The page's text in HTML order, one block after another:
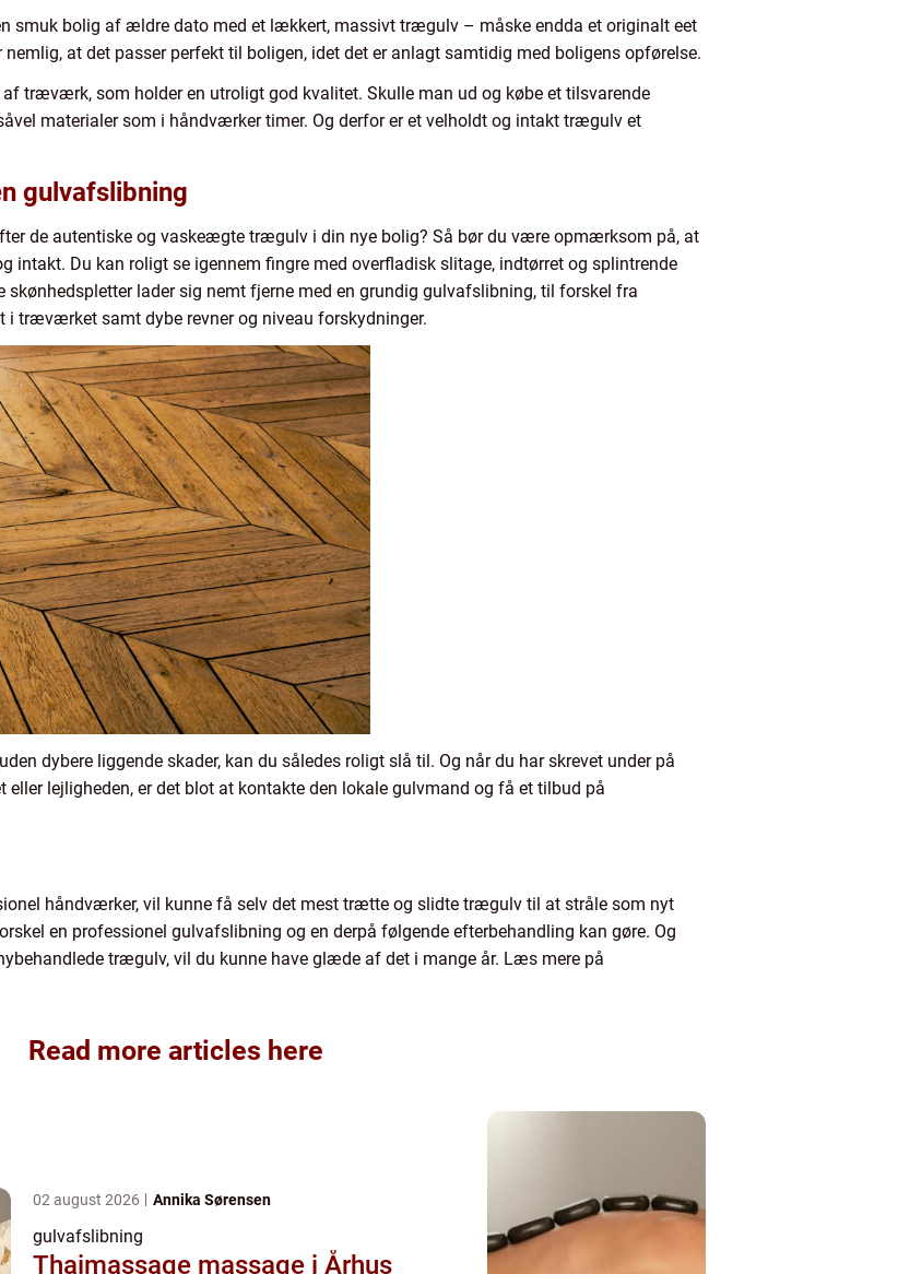
smuk bolig af ældre dato med et lækkert, massivt trægulv – måske endda et originalt eet
at det passer perfekt til boligen, idet det er anlagt samtidig med boligens opførelse.
træværk, som holder en utroligt god kvalitet. Skulle man ud og købe et tilsvarende
materialer som i håndværker timer. Og derfor er et velholdt og intakt trægulv et
gulvafslibning
de autentiske og vaskeægte trægulv i din nye bolig? Så bør du være opmærksom på, at
Du kan roligt se igennem fingre med overfladisk slitage, indtørret og splintrende
lader sig nemt fjerne med en grundig gulvafslibning, til forskel fra
i træværket samt dybe revner og niveau forskydninger.
dybere liggende skader, kan du således roligt slå til. Og når du har skrevet under på
lejligheden, er det blot at kontakte den lokale gulvmand og få et tilbud på
håndværker, vil kunne få selv det mest trætte og slidte trægulv til at stråle som nyt
en professionel gulvafslibning og en derpå følgende efterbehandling kan gøre. Og
trægulv, vil du kunne have glæde af det i mange år. Læs mere på
Read more articles here
02 august 2026 Annika Sørensen
gulvafslibning
Thaimassage massage i Århus